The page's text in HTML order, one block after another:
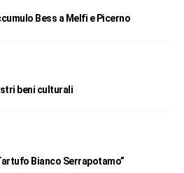
Bess a Melfi e Picerno
beni culturali
Bianco Serrapotamo”